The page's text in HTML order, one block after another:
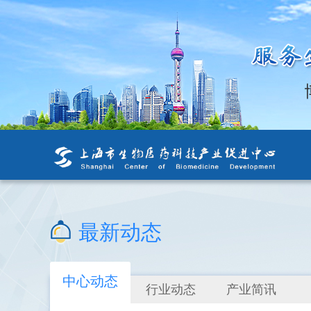
最新动态
中心动态
行业动态 产业简讯